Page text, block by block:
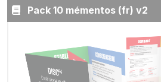
Pack 10 mémentos (fr) v2